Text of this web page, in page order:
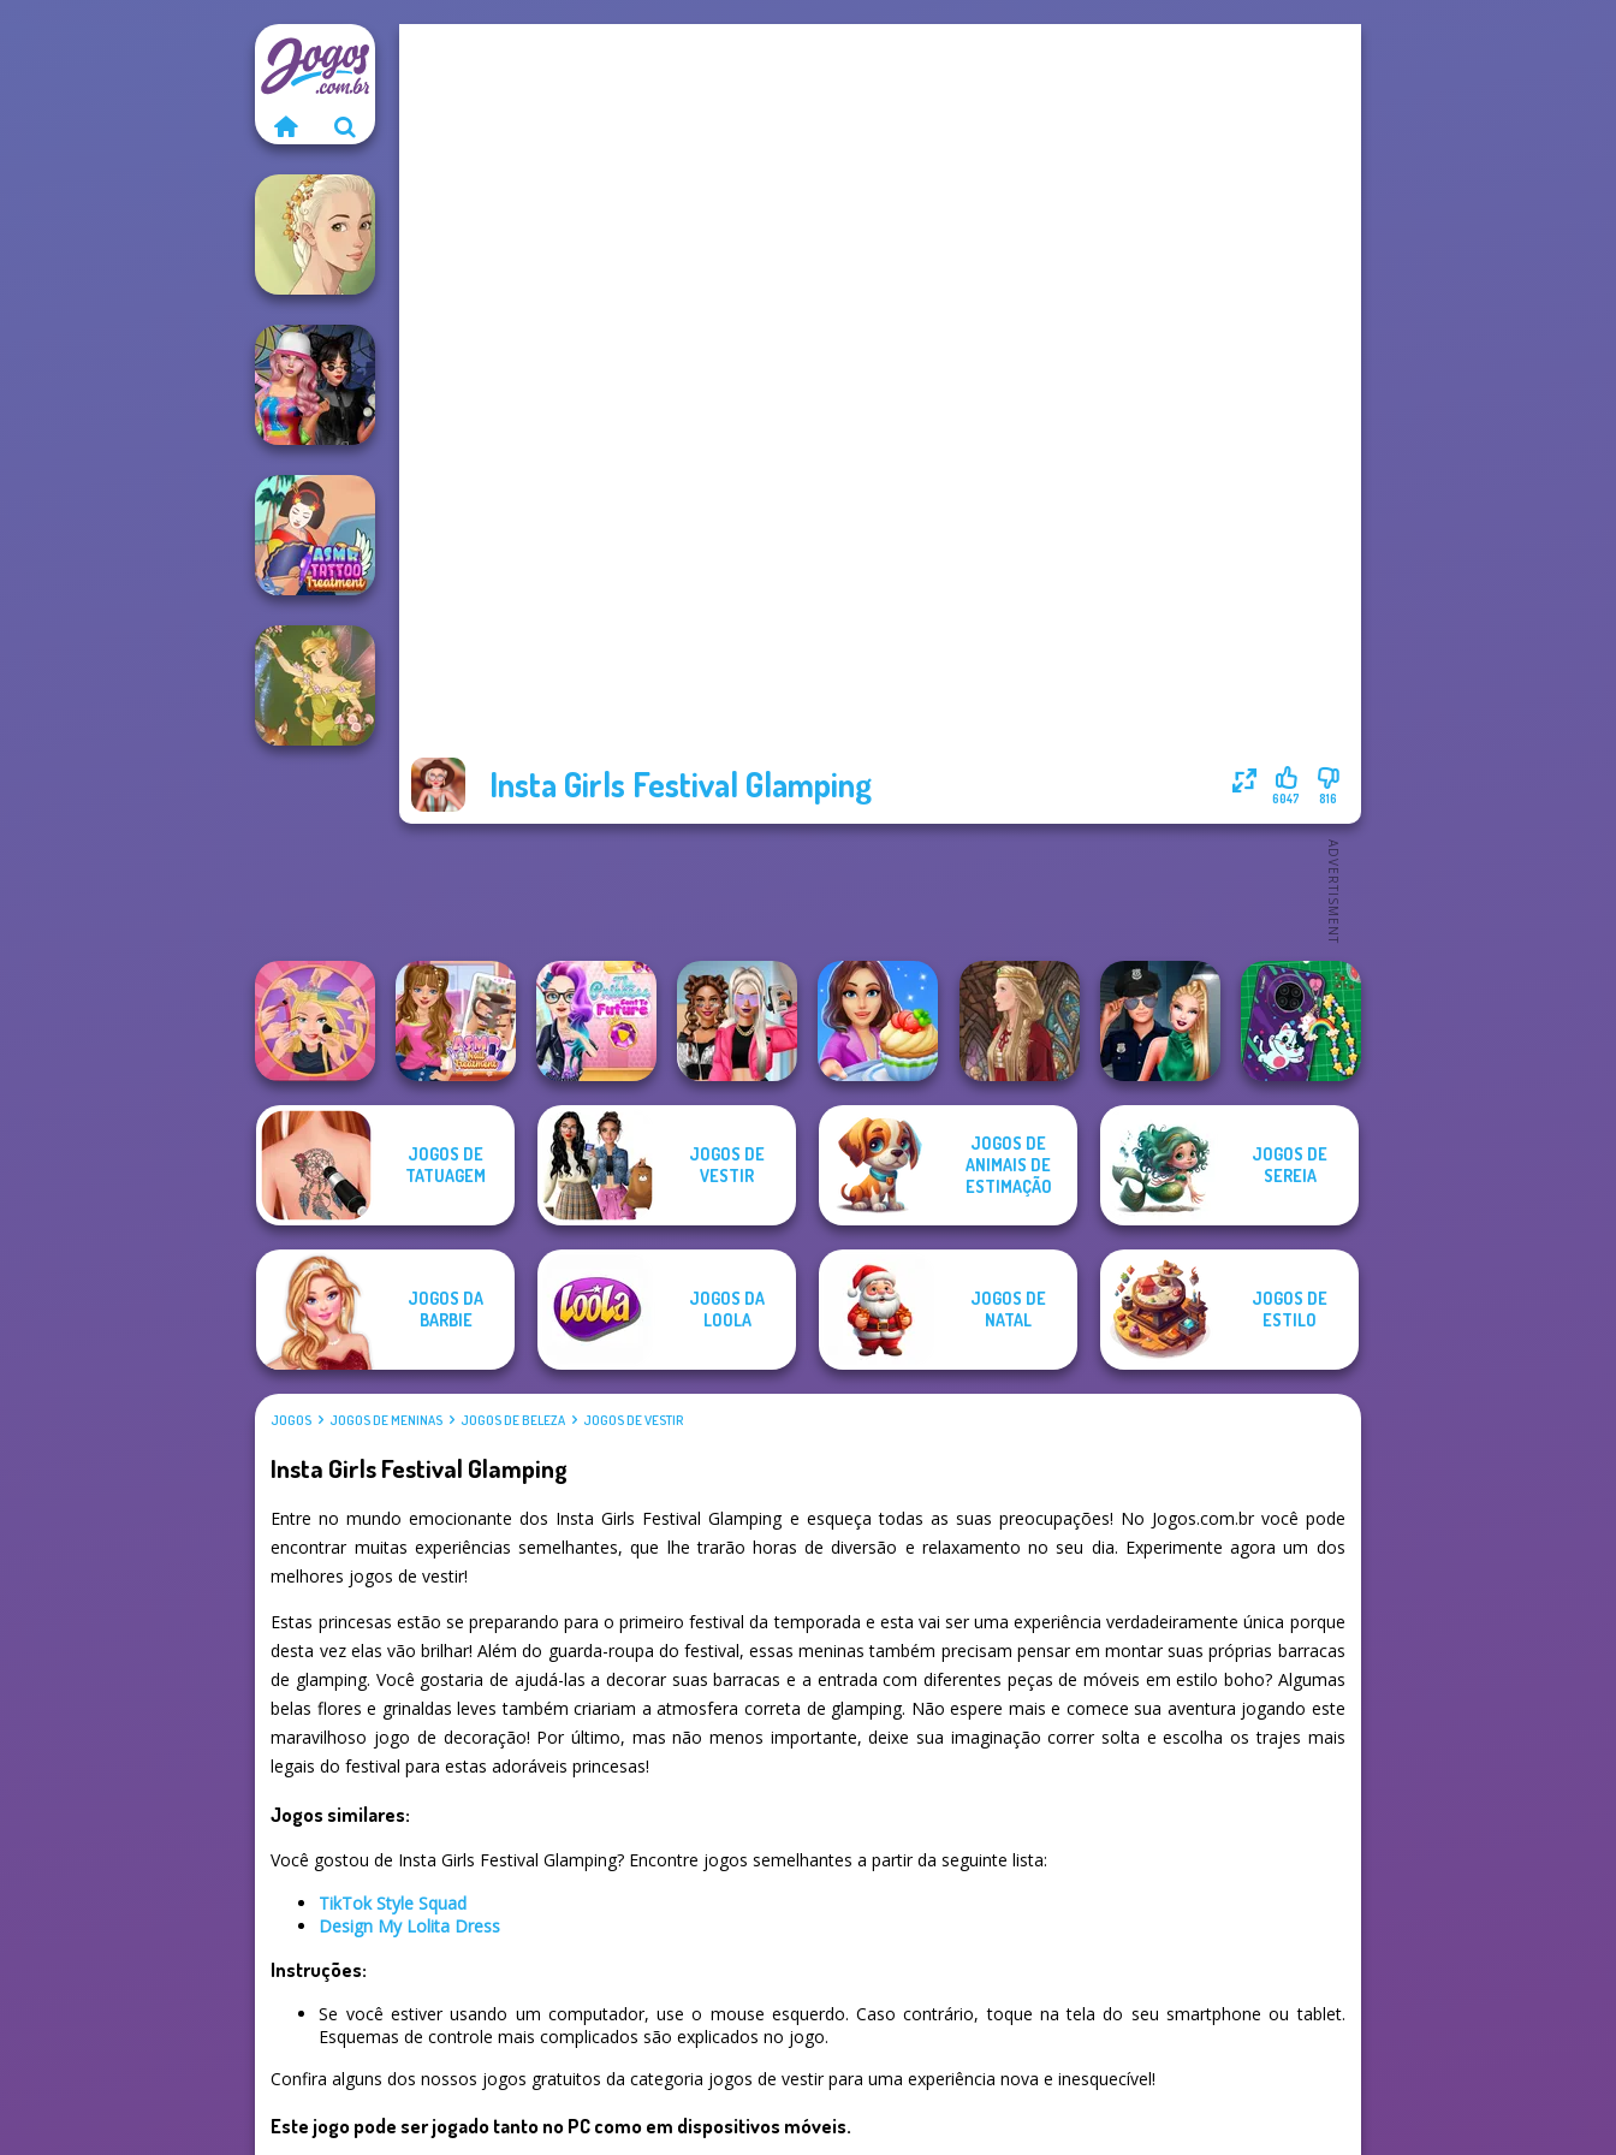
Insta Girls Festival Glamping 816
6047
Natural Girl
Portrait
Spin The Bottle
Style Exchange...
ASMR Tattoo
Treatment
Extreme
Makeover
ASMR Nail
Treatment
The Princess
Sent To The
Futur...
BFFs Vs Bullies:
Fashion Rival...
Cooking Stories:
Fun Cafe
Medieval Doll
Style Police
Officer
DIY Phone Case
Shop
JOGOS DE
TATUAGEM
JOGOS DE
VESTIR
JOGOS DE
ANIMAIS DE
ESTIMAÇÃO
JOGOS DE
SEREIA
JOGOS DA
BARBIE
JOGOS DA
LOOLA
JOGOS DE
NATAL
JOGOS DE
ESTILO
JOGOS JOGOS DE MENINAS JOGOS DE BELEZA JOGOS DE VESTIR
Insta Girls Festival Glamping
Entre no mundo emocionante dos Insta Girls Festival Glamping e esqueça todas as suas preocupações! No Jogos.com.br você pode
encontrar muitas experiências semelhantes, que lhe trarão horas de diversão e relaxamento no seu dia. Experimente agora um dos
melhores jogos de vestir!
Estas princesas estão se preparando para o primeiro festival da temporada e esta vai ser uma experiência verdadeiramente única porque
desta vez elas vão brilhar! Além do guarda-roupa do festival, essas meninas também precisam pensar em montar suas próprias barracas
de glamping. Você gostaria de ajudá-las a decorar suas barracas e a entrada com diferentes peças de móveis em estilo boho? Algumas
belas flores e grinaldas leves também criariam a atmosfera correta de glamping. Não espere mais e comece sua aventura jogando este
maravilhoso jogo de decoração! Por último, mas não menos importante, deixe sua imaginação correr solta e escolha os trajes mais
legais do festival para estas adoráveis princesas!
Jogos similares:
Você gostou de Insta Girls Festival Glamping? Encontre jogos semelhantes a partir da seguinte lista:
TikTok Style Squad
Design My Lolita Dress
Instruções:
Se você estiver usando um computador, use o mouse esquerdo. Caso contrário, toque na tela do seu smartphone ou tablet.
Esquemas de controle mais complicados são explicados no jogo.
Confira alguns dos nossos jogos gratuitos da categoria jogos de vestir para uma experiência nova e inesquecível!
Este jogo pode ser jogado tanto no PC como em dispositivos móveis.